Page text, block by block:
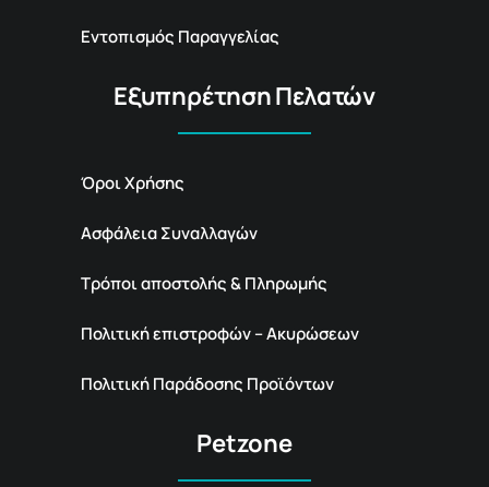
Εντοπισμός Παραγγελίας
Εξυπηρέτηση Πελατών
Όροι Χρήσης
Ασφάλεια Συναλλαγών
Τρόποι αποστολής & Πληρωμής
Πολιτική επιστροφών – Ακυρώσεων
Πολιτική Παράδοσης Προϊόντων
Petzone